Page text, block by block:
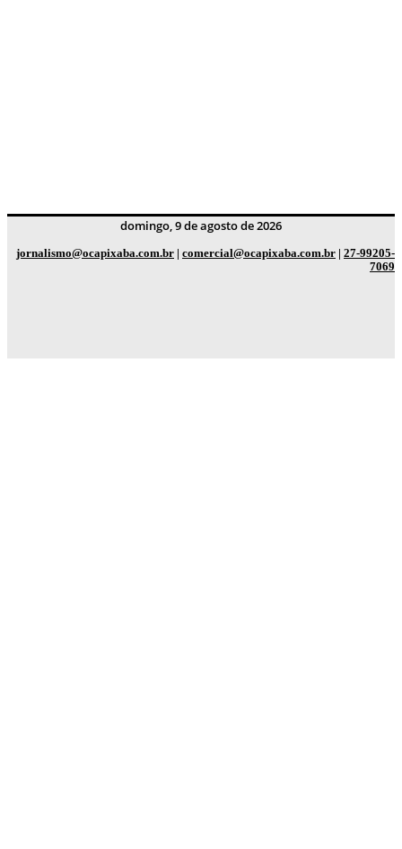
domingo, 9 de agosto de 2026
jornalismo@ocapixaba.com.br | comercial@ocapixaba.com.br | 27-99205-
7069